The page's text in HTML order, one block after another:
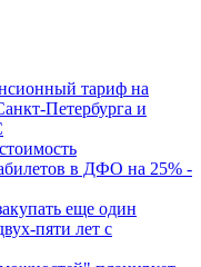
тариф на
Петербурга и
в ДФО на 25% -
еще один
пяти лет с